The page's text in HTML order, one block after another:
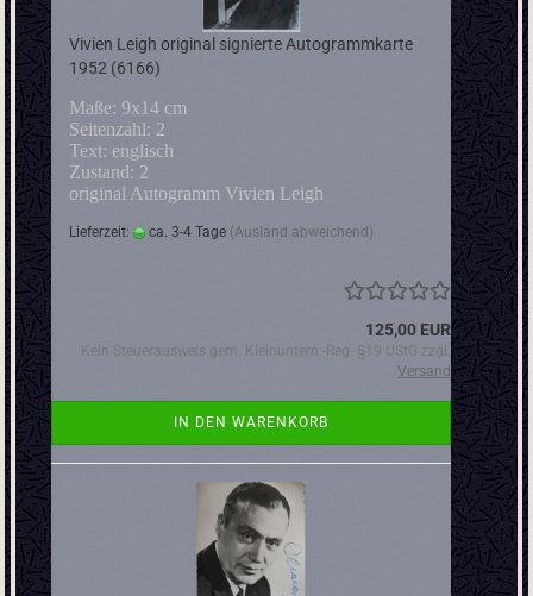
Vivien Leigh original signierte Autogrammkarte
1952 (6166)
Maße: 9x14 cm
Seitenzahl: 2
Text: englisch
Zustand: 2
original Autogramm Vivien Leigh
Lieferzeit: ca. 3-4 Tage (Ausland abweichend)
125,00 EUR
Kein Steuerausweis gem. Kleinuntern.-Reg. §19 UStG zzgl.
Versand
IN DEN WARENKORB